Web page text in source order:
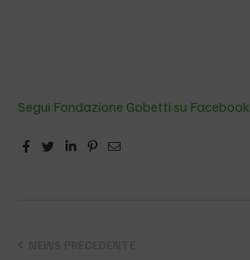
Segui Fondazione Gobetti su Facebook
FacebookTwitterLinkedinPinterest
Email